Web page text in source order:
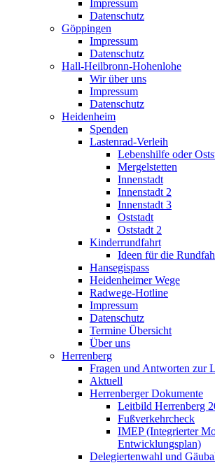
Impressum
Datenschutz
Göppingen
Impressum
Datenschutz
Hall-Heilbronn-Hohenlohe
Wir über uns
Impressum
Datenschutz
Heidenheim
Spenden
Lastenrad-Verleih
Lebenshilfe oder
Mergelstetten
Innenstadt
Innenstadt 2
Innenstadt 3
Oststadt
Oststadt 2
Kinderrundfahrt
Ideen für die
Hansegispass
Heidenheimer Wege
Radwege-Hotline
Impressum
Datenschutz
Termine Übersicht
Über uns
Herrenberg
Fragen und Antworten zur
Aktuell
Herrenberger Dokumente
Leitbild Herrenberg
Fußverkehrcheck
IMEP (Integrierter
Entwicklungsplan)
Delegiertenwahl und